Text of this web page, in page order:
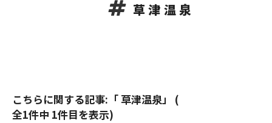
草津温泉
こちらに関する記事:「 草津温泉」 (
全1件中 1件目を表示)